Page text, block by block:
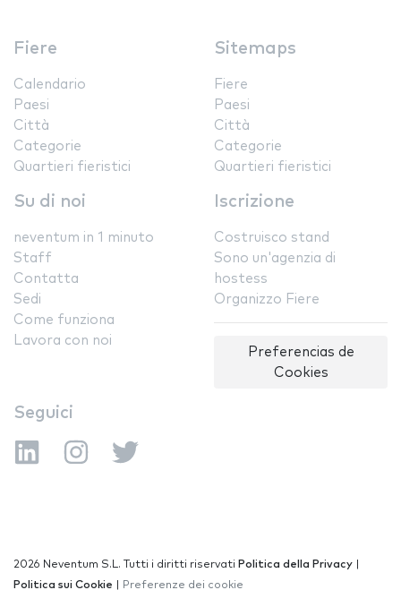
Fiere
Calendario
Paesi
Città
Categorie
Quartieri fieristici
Sitemaps
Fiere
Paesi
Città
Categorie
Quartieri fieristici
Su di noi
neventum in 1 minuto
Staff
Contatta
Sedi
Come funziona
Lavora con noi
Iscrizione
Costruisco stand
Sono un'agenzia di
hostess
Organizzo Fiere
Preferencias de
Cookies
Seguici
2026 Neventum S.L. Tutti i diritti riservati Politica della Privacy
Politica sui Cookie
Preferenze dei cookie